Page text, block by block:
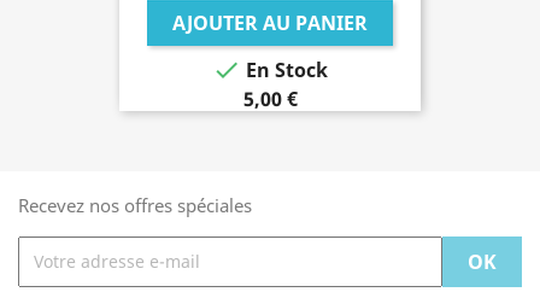
AJOUTER AU PANIER
 En Stock
5,00 €
Recevez nos offres spéciales